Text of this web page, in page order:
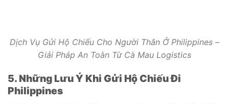
Dịch Vụ Gửi Hộ Chiếu Cho Người Thân Ở Philippines –
Giải Pháp An Toàn Từ Cà Mau Logistics
5. Những Lưu Ý Khi Gửi Hộ Chiếu Đi
Philippines